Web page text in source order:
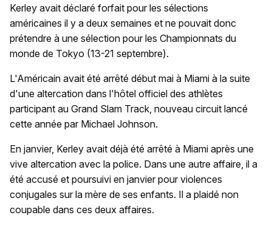
Kerley avait déclaré forfait pour les sélections
américaines il y a deux semaines et ne pouvait donc
prétendre à une sélection pour les Championnats du
monde de Tokyo (13-21 septembre).
L'Américain avait été arrêté début mai à Miami à la suite
d'une altercation dans l'hôtel officiel des athlètes
participant au Grand Slam Track, nouveau circuit lancé
cette année par Michael Johnson.
En janvier, Kerley avait déjà été arrêté à Miami après une
vive altercation avec la police. Dans une autre affaire, il a
été accusé et poursuivi en janvier pour violences
conjugales sur la mère de ses enfants. Il a plaidé non
coupable dans ces deux affaires.